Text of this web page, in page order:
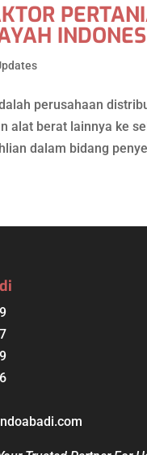
perusahaan
alat berat lainnya ke
dalam bidang